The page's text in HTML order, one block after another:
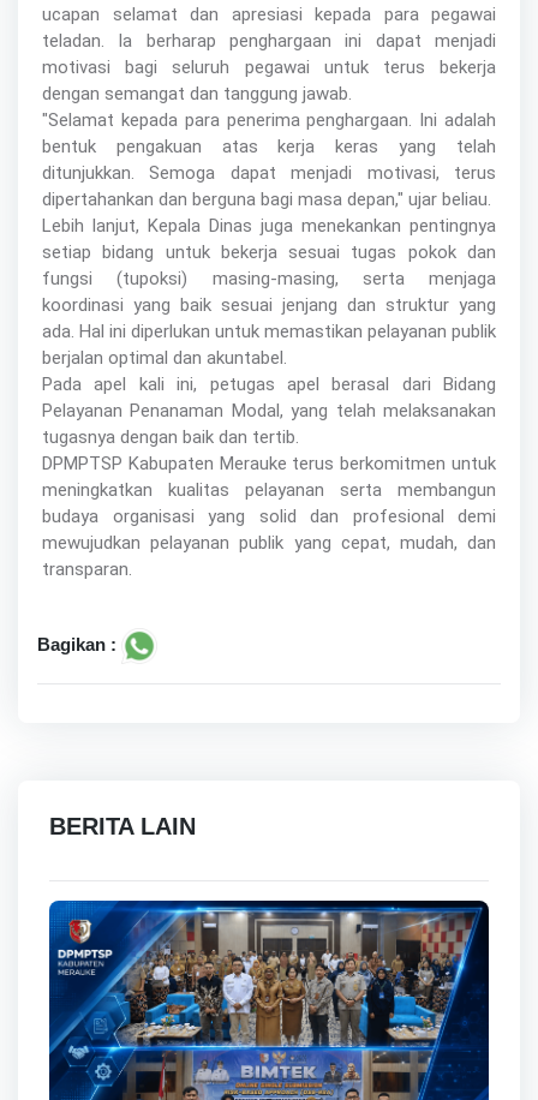
ucapan selamat dan apresiasi kepada para pegawai
teladan. Ia berharap penghargaan ini dapat menjadi
motivasi bagi seluruh pegawai untuk terus bekerja
dengan semangat dan tanggung jawab.
"Selamat kepada para penerima penghargaan. Ini adalah
bentuk pengakuan atas kerja keras yang telah
ditunjukkan. Semoga dapat menjadi motivasi, terus
dipertahankan dan berguna bagi masa depan," ujar beliau.
Lebih lanjut, Kepala Dinas juga menekankan pentingnya
setiap bidang untuk bekerja sesuai tugas pokok dan
fungsi (tupoksi) masing-masing, serta menjaga
koordinasi yang baik sesuai jenjang dan struktur yang
ada. Hal ini diperlukan untuk memastikan pelayanan publik
berjalan optimal dan akuntabel.
Pada apel kali ini, petugas apel berasal dari Bidang
Pelayanan Penanaman Modal, yang telah melaksanakan
tugasnya dengan baik dan tertib.
DPMPTSP Kabupaten Merauke terus berkomitmen untuk
meningkatkan kualitas pelayanan serta membangun
budaya organisasi yang solid dan profesional demi
mewujudkan pelayanan publik yang cepat, mudah, dan
transparan.
Bagikan :
BERITA LAIN